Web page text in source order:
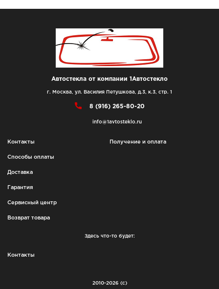
Автостекла от компании 1Автостекло
г. Москва, ул. Василия Петушкова, д.3, к.3, стр. 1
8 (916) 265-80-20
info@1avtosteklo.ru
Контакты
Способы оплаты
Доставка
Гарантия
Сервисный центр
Возврат товара
Получение и оплата
Здесь что-то будет:
Контакты
2010-2026 (с)